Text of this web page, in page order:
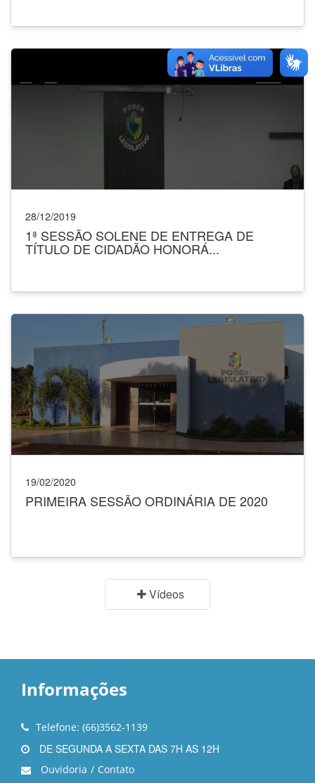
28/12/2019
1ª SESSÃO SOLENE DE ENTREGA DE
TÍTULO DE CIDADÃO HONORÁ...
19/02/2020
PRIMEIRA SESSÃO ORDINÁRIA DE 2020
Vídeos
Informações
Telefone: (66)3562-1139
DE SEGUNDA A SEXTA DAS 7H AS 12H
Ouvidoria / Contato